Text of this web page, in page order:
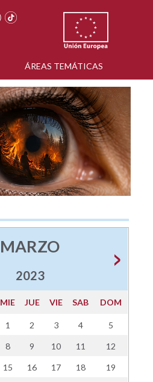
ÁREAS TEMÁTICAS
MARZO
2023
MIE JUE VIE SAB DOM
1 2 3 4 5
8 9 10 11 12
15 16 17 18 19